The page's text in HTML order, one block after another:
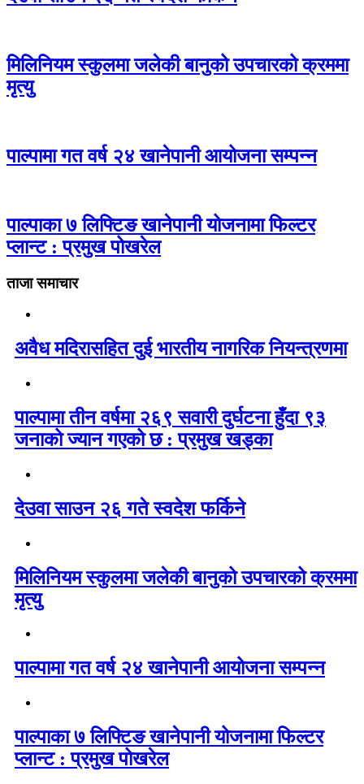
मिलिनियम स्कुलमा जलेकी बानुको उपचारको क्रममा
मृत्यु
पाल्पामा गत वर्ष २४ खानेपानी आयोजना सम्पन्न
पाल्पाका ७ लिफ्टिङ खानेपानी योजनामा फिल्टर
प्लान्ट : प्रमुख पोखरेल
ताजा समाचार
अवैध मदिरासहित दुई भारतीय नागरिक नियन्त्रणमा
पाल्पामा तीन वर्षमा २६९ सवारी दुर्घटना हुँदा ९३
जनाको ज्यान गएको छ : प्रमुख खड्का
देउवा साउन २६ गते स्वदेश फर्किने
मिलिनियम स्कुलमा जलेकी बानुको उपचारको क्रममा
मृत्यु
पाल्पामा गत वर्ष २४ खानेपानी आयोजना सम्पन्न
पाल्पाका ७ लिफ्टिङ खानेपानी योजनामा फिल्टर
प्लान्ट : प्रमुख पोखरेल